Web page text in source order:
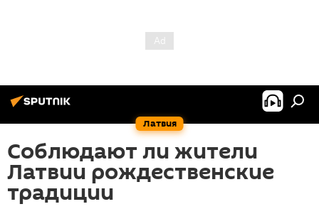
Латвия
Соблюдают ли жители
Латвии рождественские
традиции